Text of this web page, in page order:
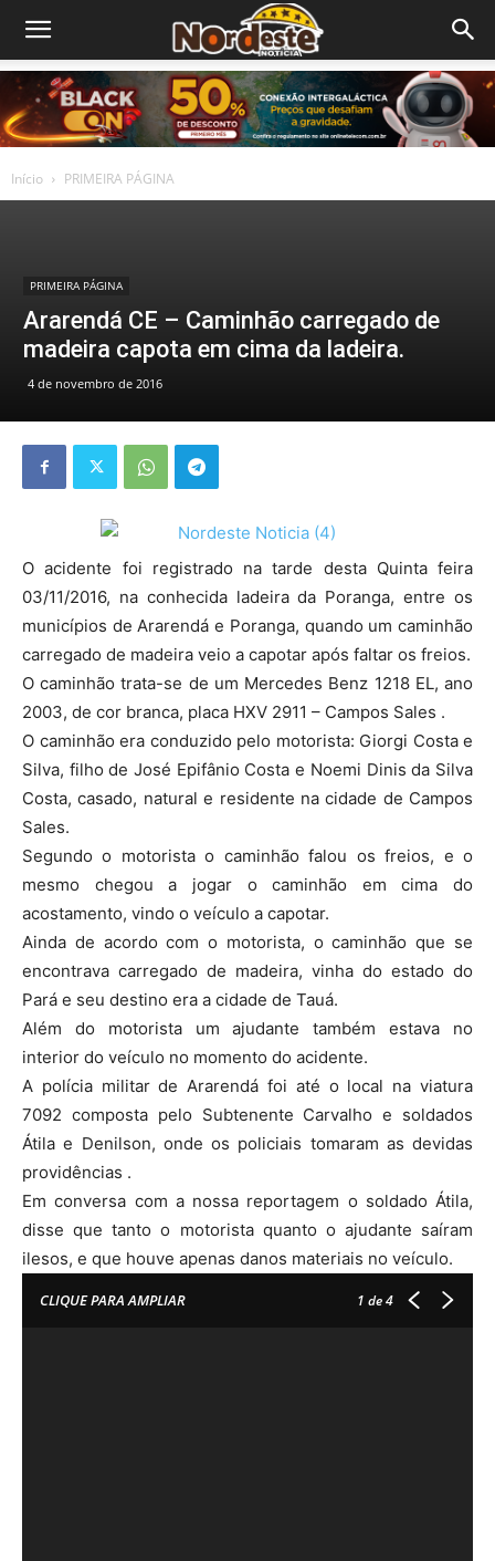
Início PRIMEIRA PÁGINA
PRIMEIRA PÁGINA
Ararendá CE – Caminhão carregado de
madeira capota em cima da ladeira.
4 de novembro de 2016
O acidente foi registrado na tarde desta Quinta feira
03/11/2016, na conhecida ladeira da Poranga, entre os
municípios de Ararendá e Poranga, quando um caminhão
carregado de madeira veio a capotar após faltar os freios.
O caminhão trata-se de um Mercedes Benz 1218 EL, ano
2003, de cor branca, placa HXV 2911 – Campos Sales .
O caminhão era conduzido pelo motorista: Giorgi Costa e
Silva, filho de José Epifânio Costa e Noemi Dinis da Silva
Costa, casado, natural e residente na cidade de Campos
Sales.
Segundo o motorista o caminhão falou os freios, e o
mesmo chegou a jogar o caminhão em cima do
acostamento, vindo o veículo a capotar.
Ainda de acordo com o motorista, o caminhão que se
encontrava carregado de madeira, vinha do estado do
Pará e seu destino era a cidade de Tauá.
Além do motorista um ajudante também estava no
interior do veículo no momento do acidente.
A polícia militar de Ararendá foi até o local na viatura
7092 composta pelo Subtenente Carvalho e soldados
Átila e Denilson, onde os policiais tomaram as devidas
providências .
Em conversa com a nossa reportagem o soldado Átila,
disse que tanto o motorista quanto o ajudante saíram
ilesos, e que houve apenas danos materiais no veículo.
CLIQUE PARA AMPLIAR 1 de 4